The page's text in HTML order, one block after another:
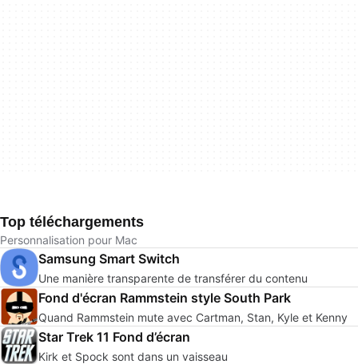
Top téléchargements
Personnalisation pour Mac
Samsung Smart Switch
Une manière transparente de transférer du contenu
Fond d'écran Rammstein style South Park
Quand Rammstein mute avec Cartman, Stan, Kyle et Kenny
Star Trek 11 Fond d’écran
Kirk et Spock sont dans un vaisseau